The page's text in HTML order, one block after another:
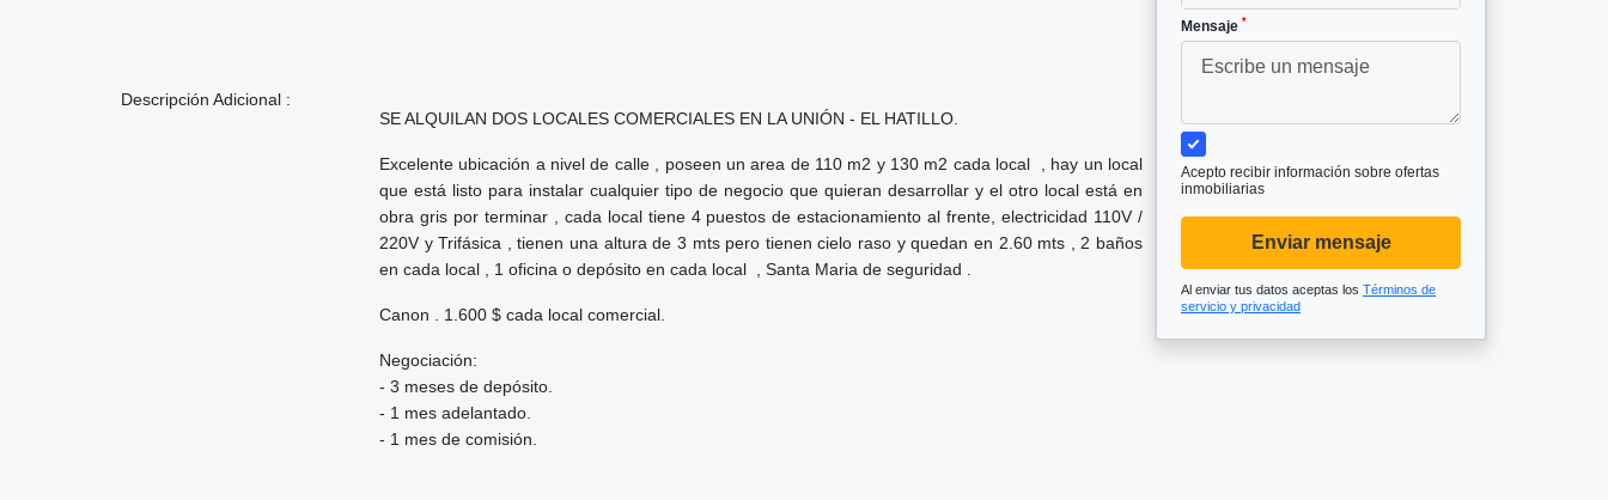
Descripción Adicional :
SE ALQUILAN DOS LOCALES COMERCIALES EN LA UNIÓN - EL HATILLO.
Excelente ubicación a nivel de calle , poseen un area de 110 m2 y 130 m2 cada local , hay un local
que está listo para instalar cualquier tipo de negocio que quieran desarrollar y el otro local está en
obra gris por terminar , cada local tiene 4 puestos de estacionamiento al frente, electricidad 110V /
220V y Trifásica , tienen una altura de 3 mts pero tienen cielo raso y quedan en 2.60 mts , 2 baños
en cada local , 1 oficina o depósito en cada local , Santa Maria de seguridad .
Canon . 1.600 $ cada local comercial.
Negociación:
- 3 meses de depósito.
- ⁠1 mes adelantado.
- ⁠1 mes de comisión.
Mensaje *
Acepto recibir información sobre ofertas
inmobiliarias
Enviar mensaje
Al enviar tus datos aceptas los Términos de
servicio y privacidad